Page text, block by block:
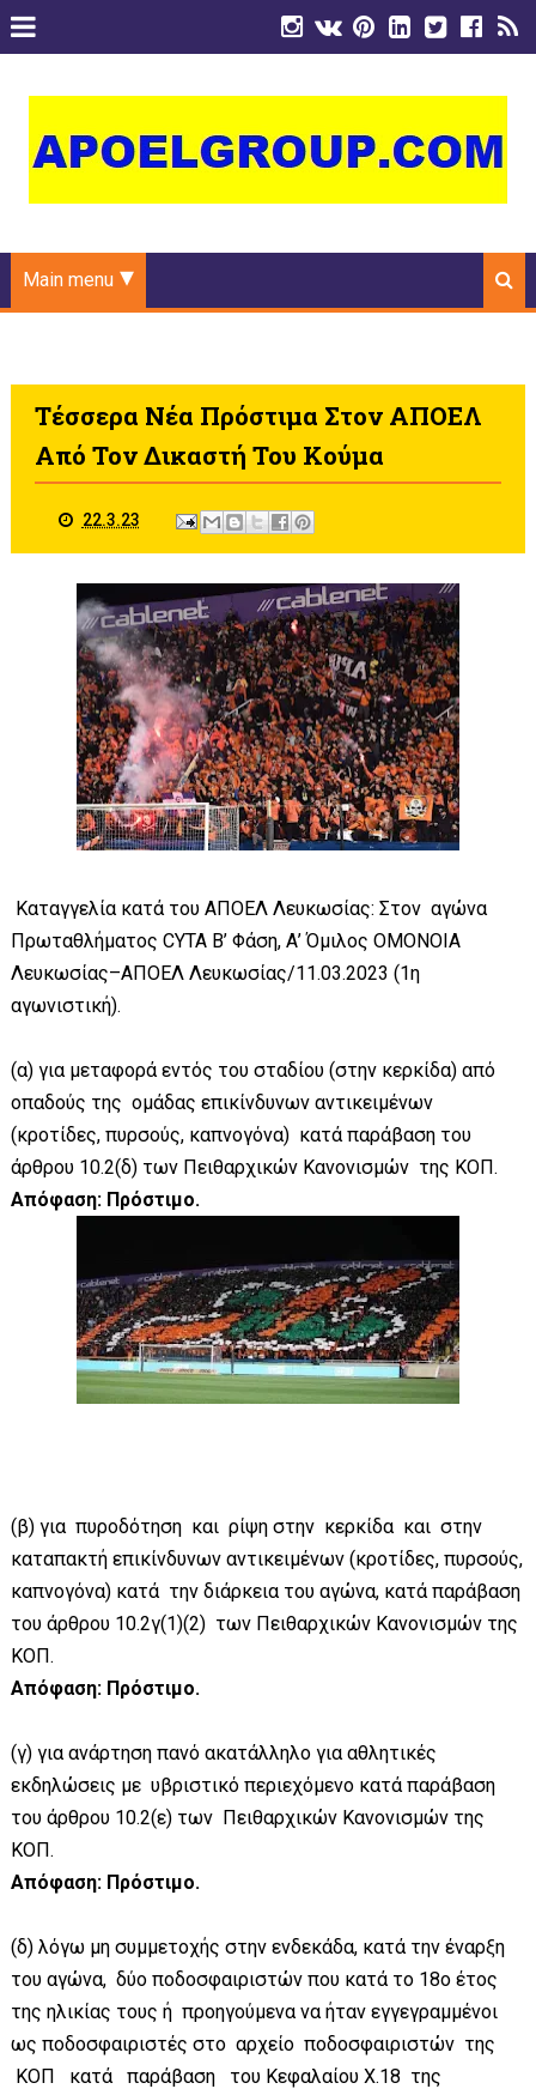
Main menu
Τέσσερα Νέα Πρόστιμα Στον ΑΠΟΕΛ
Από Τον Δικαστή Του Κούμα
22.3.23
Καταγγελία κατά του ΑΠΟΕΛ Λευκωσίας: Στον αγώνα
Πρωταθλήματος CYTA Β’ Φάση, Α’ Όμιλος ΟΜΟΝΟΙΑ
Λευκωσίας–ΑΠΟΕΛ Λευκωσίας/11.03.2023 (1η
αγωνιστική).
(α) για μεταφορά εντός του σταδίου (στην κερκίδα) από
οπαδούς της ομάδας επικίνδυνων αντικειμένων
(κροτίδες, πυρσούς, καπνογόνα) κατά παράβαση του
άρθρου 10.2(δ) των Πειθαρχικών Κανονισμών της ΚΟΠ.
Απόφαση: Πρόστιμο.
(β) για πυροδότηση και ρίψη στην κερκίδα και στην
καταπακτή επικίνδυνων αντικειμένων (κροτίδες, πυρσούς,
καπνογόνα) κατά την διάρκεια του αγώνα, κατά παράβαση
του άρθρου 10.2γ(1)(2) των Πειθαρχικών Κανονισμών της
ΚΟΠ.
Απόφαση: Πρόστιμο.
(γ) για ανάρτηση πανό ακατάλληλο για αθλητικές
εκδηλώσεις με υβριστικό περιεχόμενο κατά παράβαση
του άρθρου 10.2(ε) των Πειθαρχικών Κανονισμών της
ΚΟΠ.
Απόφαση: Πρόστιμο.
(δ) λόγω μη συμμετοχής στην ενδεκάδα, κατά την έναρξη
του αγώνα, δύο ποδοσφαιριστών που κατά το 18ο έτος
της ηλικίας τους ή προηγούμενα να ήταν εγγεγραμμένοι
ως ποδοσφαιριστές στο αρχείο ποδοσφαιριστών της
ΚΟΠ κατά παράβαση του Κεφαλαίου Χ.18 της